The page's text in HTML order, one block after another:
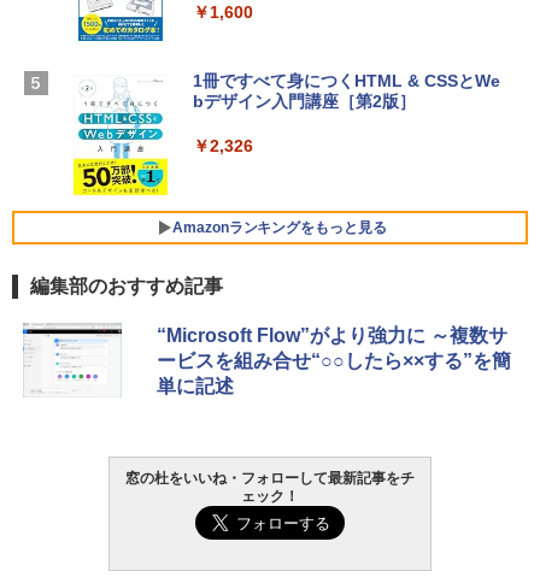
ン 15-fd 15.6インチ 16GBメモリ 512GB
SSD インテル Core 5
￥129,800
ersonal/Copilotキー搭載/Win 11/15.6型/
Core i5/16GB/SSD 512GB/ホワイト) FM
￥3,200
Robloxギフトカード - 1000 Robux 【限
定バーチャルアイテムを含む】 【オンラ
ラインコード版
￥1,600
1冊ですべて身につくHTML & CSSとWe
bデザイン入門講座［第2版］
￥2,326
Amazonランキングをもっと見る
Amazon Kindle Paperwhite (16GB) 7イ
ンチディスプレイ、色調調節ライト、12
週間持続バッテリー、広告なし、ブラッ
ク
Amazon Kindle - 目に優しい、かさばら
ない、大きな画面で読みやすい、6週間持
続バッテリー、6インチディスプレイ電子
編集部のおすすめ記事
“Microsoft Flow”がより強力に ～複数サ
ービスを組み合せ“○○したら××する”を簡
単に記述
窓の杜をいいね・フォローして最新記事をチ
ェック！